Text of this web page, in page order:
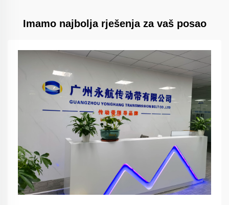
Imamo najbolja rješenja za vaš posao